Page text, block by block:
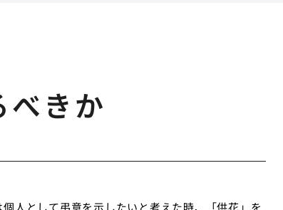
きか
人として弔意を示したいと考えた時、「供花」を